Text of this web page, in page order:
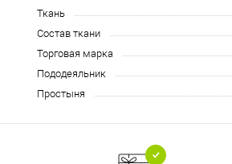
Ткань
Состав ткани
Торговая марка
Пододеяльник
Простыня